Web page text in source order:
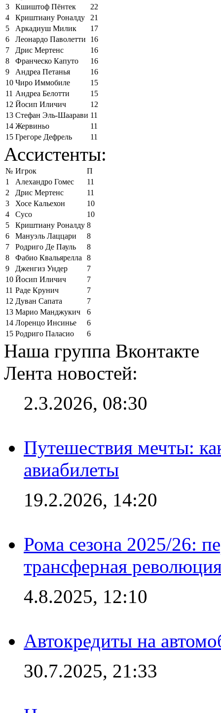
3
Кшиштоф Пёнтек
22
4
Криштиану Роналду
21
5
Аркадиуш Милик
17
6
Леонардо Паволетти
16
7
Дрис Мертенс
16
8
Франческо Капуто
16
9
Андреа Петанья
16
10 Чиро Иммобиле
15
11 Андреа Белотти
15
12 Йосип Иличич
12
13 Стефан Эль-Шаарави 11
14 Жервиньо
11
15 Грегоре Дефрель 11
Ассистенты:
№ Игрок
П
1
Алехандро Гомес
11
2
Дрис Мертенс
11
3
Хосе Кальехон
10
4
Сусо
10
5
Криштиану Роналду 8
6
Мануэль Лаццари
8
7
Родриго Де Пауль
8
8
Фабио Квальярелла
8
9
Дженгиз Ундер
7
10 Йосип Иличич
7
11 Раде Крунич
7
12 Дуван Сапата
7
13 Марио Манджукич
6
14 Лоренцо Инсинье
6
15 Родриго Паласио 6
Наша группа Вконтакте
Лента новостей:
2.3.2026, 08:30
Путешествия мечты:
авиабилеты
19.2.2026, 14:20
Рома сезона 2025/26:
трансферная
4.8.2025, 12:10
Автокредиты на
30.7.2025, 21:33